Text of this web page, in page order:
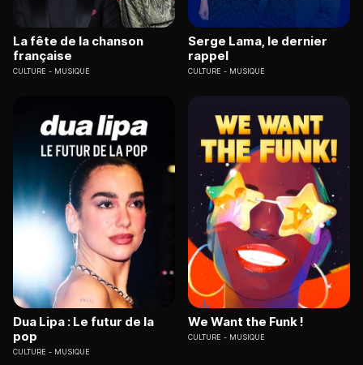
La fête de la chanson
française
CULTURE MUSIQUE
Serge Lama, le dernier
rappel
CULTURE MUSIQUE
Dua Lipa : Le futur de la
pop
CULTURE MUSIQUE
We Want the Funk !
CULTURE MUSIQUE